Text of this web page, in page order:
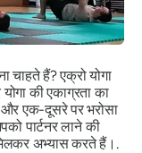
हैं? एक्रो योगा
की एकाग्रता का
एक-दूसरे पर भरोसा
पार्टनर लाने की
अभ्यास करते हैं।.